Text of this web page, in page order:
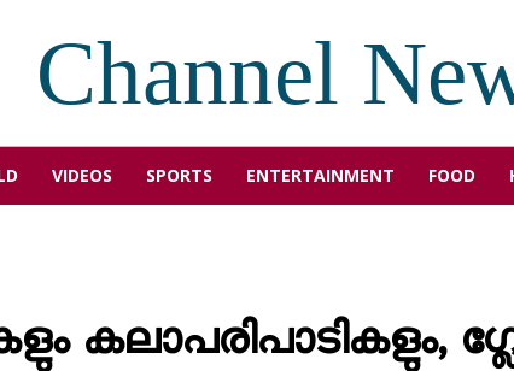
Channel
VIDEOS SPORTS ENTERTAINMENT FOOD
കലാപരിപാടികളും,